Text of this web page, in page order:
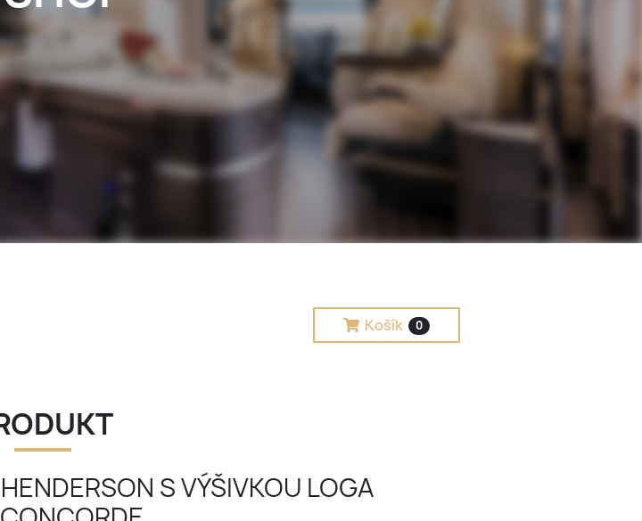
Košík 0
S VÝŠIVKOU LOGA